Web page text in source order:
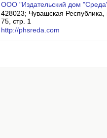
ООО "Издательский дом
428023; Чувашская
75, стр. 1
http://phsreda.com